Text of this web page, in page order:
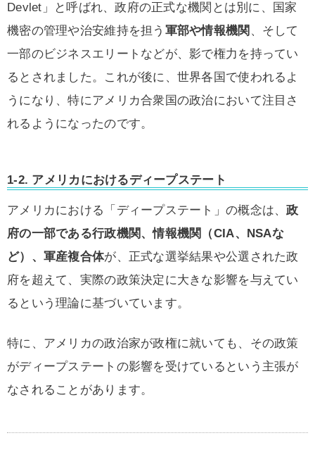
Devlet」と呼ばれ、政府の正式な機関とは別に、国家
機密の管理や治安維持を担う 軍部や情報機関 、そして
一部のビジネスエリートなどが、影で権力を持ってい
るとされました。これが後に、世界各国で使われるよ
うになり、特にアメリカ合衆国の政治において注目さ
れるようになったのです。
1-2. アメリカにおけるディープステート
アメリカにおける「ディープステート」の概念は、政
府の一部である行政機関、情報機関（CIA、NSAな
ど）、軍産複合体が、正式な選挙結果や公選された政
府を超えて、実際の政策決定に大きな影響を与えてい
るという理論に基づいています。
特に、アメリカの政治家が政権に就いても、その政策
がディープステートの影響を受けているという主張が
なされることがあります。